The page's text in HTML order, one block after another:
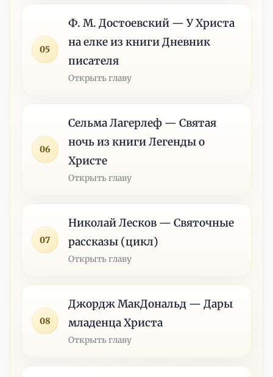
05
Ф. М. Достоевский — У Христа
на елке из книги Дневник
писателя
Открыть главу
06
Сельма Лагерлеф — Святая
ночь из книги Легенды о
Христе
Открыть главу
07
Николай Лесков — Святочные
рассказы (цикл)
Открыть главу
08
Джордж МакДональд — Дары
младенца Христа
Открыть главу